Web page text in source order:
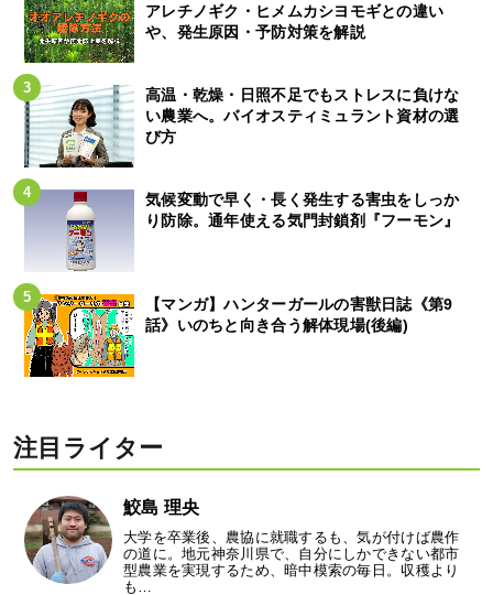
アレチノギク・ヒメムカシヨモギとの違い
や、発生原因・予防対策を解説
高温・乾燥・日照不足でもストレスに負けな
い農業へ。バイオスティミュラント資材の選
び方
気候変動で早く・長く発生する害虫をしっか
り防除。通年使える気門封鎖剤『フーモン』
【マンガ】ハンターガールの害獣日誌《第9
話》いのちと向き合う解体現場(後編)
注目ライター
鮫島 理央
大学を卒業後、農協に就職するも、気が付けば農作
の道に。地元神奈川県で、自分にしかできない都市
型農業を実現するため、暗中模索の毎日。収穫より
も…